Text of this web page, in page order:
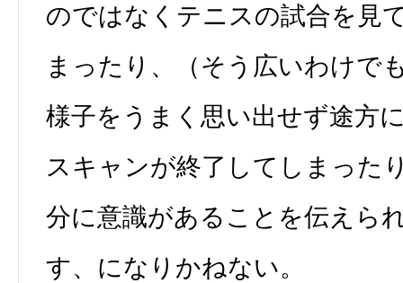
のではなくテニスの試合を見
まったり、（そう広いわけで
様子をうまく思い出せず途方
スキャンが終了してしまった
分に意識があることを伝えら
す、になりかねない。